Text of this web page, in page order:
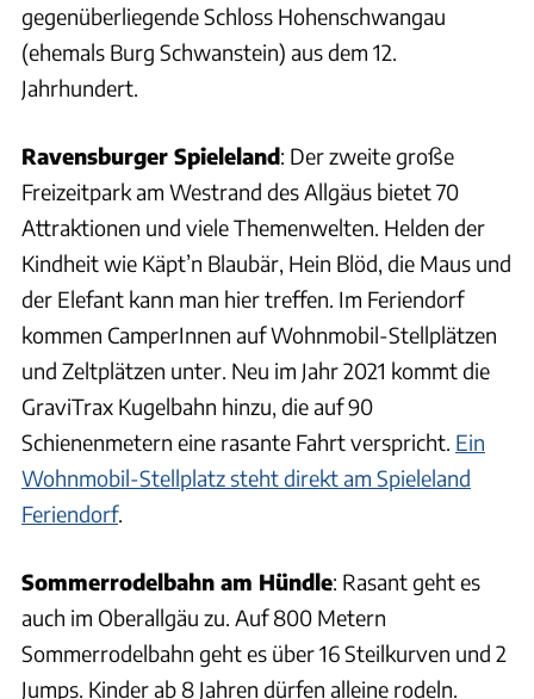
gegenüberliegende Schloss Hohenschwangau
(ehemals Burg Schwanstein) aus dem 12.
Jahrhundert.
Ravensburger Spieleland: Der zweite große
Freizeitpark am Westrand des Allgäus bietet 70
Attraktionen und viele Themenwelten. Helden der
Kindheit wie Käpt’n Blaubär, Hein Blöd, die Maus und
der Elefant kann man hier treffen. Im Feriendorf
kommen CamperInnen auf Wohnmobil-Stellplätzen
und Zeltplätzen unter. Neu im Jahr 2021 kommt die
GraviTrax Kugelbahn hinzu, die auf 90
Schienenmetern eine rasante Fahrt verspricht. Ein
Wohnmobil-Stellplatz steht direkt am Spieleland
Feriendorf.
Sommerrodelbahn am Hündle: Rasant geht es
auch im Oberallgäu zu. Auf 800 Metern
Sommerrodelbahn geht es über 16 Steilkurven und 2
Jumps. Kinder ab 8 Jahren dürfen alleine rodeln.